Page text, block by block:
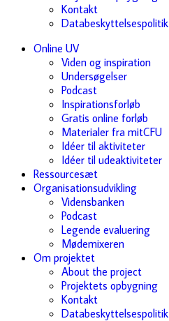
Kontakt
Databeskyttelsespolitik
Online UV
Viden og inspiration
Undersøgelser
Podcast
Inspirationsforløb
Gratis online forløb
Materialer fra mitCFU
Idéer til aktiviteter
Idéer til udeaktiviteter
Ressourcesæt
Organisationsudvikling
Vidensbanken
Podcast
Legende evaluering
Mødemixeren
Om projektet
About the project
Projektets opbygning
Kontakt
Databeskyttelsespolitik